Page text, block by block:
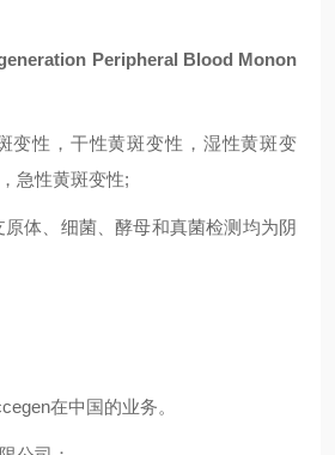
Peripheral Blood Monon
变性，干性黄斑变性，湿性黄斑变
急性黄斑变性;
体、细菌、酵母和真菌检测均为阴
在中国的业务。